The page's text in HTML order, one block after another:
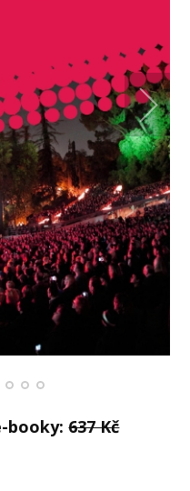
booky:637 Kč